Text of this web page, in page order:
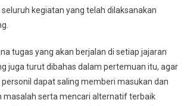
kegiatan yang telah dilaksanakan
tugas yang akan berjalan di setiap jajaran
juga turut dibahas dalam pertemuan itu, agar
dapat saling memberi masukan dan
masalah serta mencari alternatif terbaik